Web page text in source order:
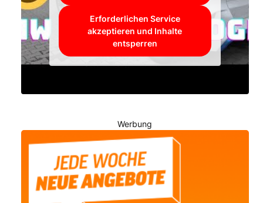
Erforderlichen Service
akzeptieren und Inhalte
entsperren
Werbung